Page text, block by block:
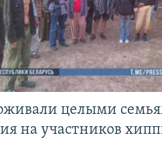
целыми
на участников